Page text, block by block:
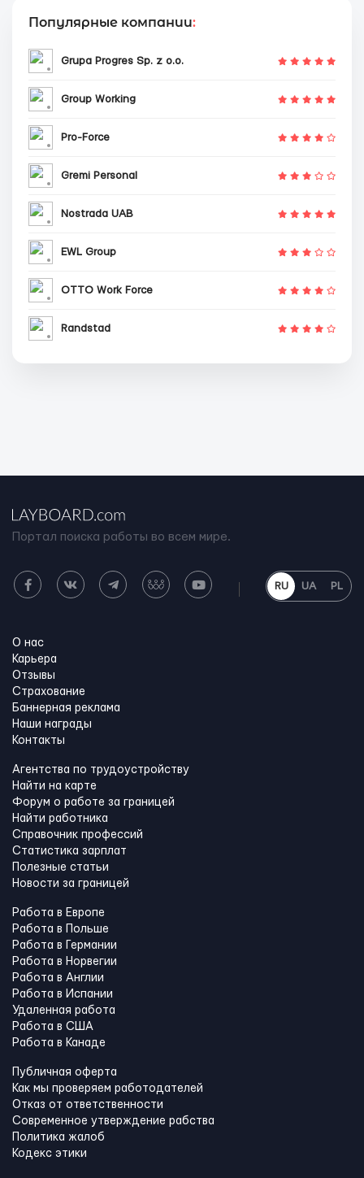
Популярные компании:
Grupa Progres Sp. z o.o.
Group Working
Pro-Force
Gremi Personal
Nostrada UAB
EWL Group
OTTO Work Force
Randstad
Портал поиска работы во всем мире.
RU UA PL
О нас
Карьера
Отзывы
Страхование
Баннерная реклама
Наши награды
Контакты
Агентства по трудоустройству
Найти на карте
Форум о работе за границей
Найти работника
Справочник профессий
Статистика зарплат
Полезные статьи
Новости за границей
Работа в Европе
Работа в Польше
Работа в Германии
Работа в Норвегии
Работа в Англии
Работа в Испании
Удаленная работа
Работа в США
Работа в Канадe
Публичная оферта
Как мы проверяем работодателей
Отказ от ответственности
Современное утверждение рабства
Политика жалоб
Кодекс этики